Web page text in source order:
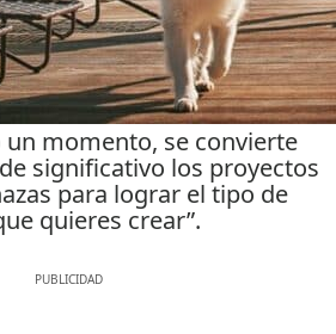
un momento, se convierte
significativo los proyectos
para lograr el tipo de
quieres crear”.